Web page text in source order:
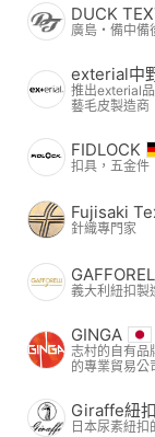
DUCK
廣島・備中備
exterial中
推出exterial
藝毛皮製造商
FIDLOCK
扣具，五金件
Fujisaki
針織專門家
義大利紐扣製
GINGA
志村的自有品
的專業貿易公
Giraffe紐扣
日本尿素紐